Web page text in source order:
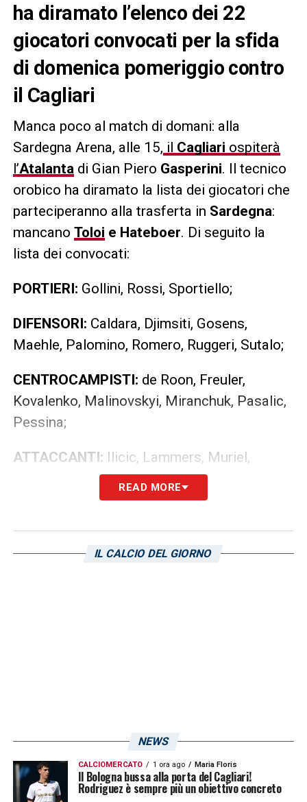
ha diramato l’elenco dei 22
giocatori convocati per la sfida
di domenica pomeriggio contro
il Cagliari
Manca poco al match di domani: alla
Sardegna Arena, alle 15, il Cagliari ospiterà
l’Atalanta di Gian Piero Gasperini. Il tecnico
orobico ha diramato la lista dei giocatori che
parteciperanno alla trasferta in Sardegna:
mancano Toloi e Hateboer. Di seguito la
lista dei convocati:
PORTIERI: Gollini, Rossi, Sportiello;
DIFENSORI: Caldara, Djimsiti, Gosens,
Maehle, Palomino, Romero, Ruggeri, Sutalo;
CENTROCAMPISTI: de Roon, Freuler,
Kovalenko, Malinovskyi, Miranchuk, Pasalic,
Pessina;
ATTACCANTI: Ilicic, Lammers, Muriel,
Our travelling squad for
LA PLAYLIST DELLE NOSTRE TOP NEWS
READ MORE
IL CALCIO DEL GIORNO
NEWS
CALCIOMERCATO 1 ora ago Maria Floris
Il Bologna bussa alla porta del Cagliari!
Rodriguez è sempre più un obiettivo concreto